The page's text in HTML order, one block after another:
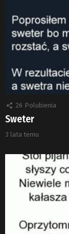
26 Polubienia
Sweter
3 lata temu